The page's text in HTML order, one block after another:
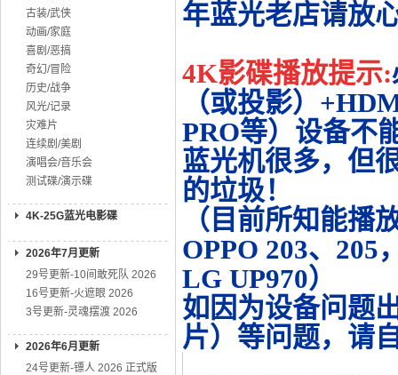
古装/武侠
动画/家庭
喜剧/恶搞
奇幻/冒险
历史/战争
风光/记录
灾难片
连续剧/美剧
演唱会/音乐会
测试碟/演示碟
4K-25G蓝光电影碟
2026年7月更新
29号更新-10间敢死队 2026
16号更新-火遮眼 2026
3号更新-灵魂摆渡 2026
2026年6月更新
24号更新-镖人 2026 正式版
年蓝光老店请放
4K影碟播放提示:
（或投影）
PRO等）设备不
蓝光机很多，但
的垃圾！
（目前所知能播
OPPO 203、205
LG UP970）
如因为设备问题
片）等问题，请